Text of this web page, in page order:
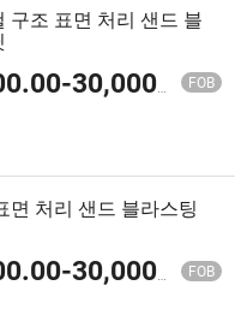
구조 표면 처리 샌드 블
-30,000.00 FOB
면 처리 샌드 블라스팅
-30,000.00 FOB